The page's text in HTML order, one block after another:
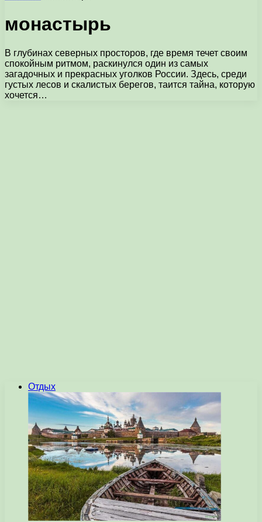
монастырь
В глубинах северных просторов, где время течет своим
спокойным ритмом, раскинулся один из самых
загадочных и прекрасных уголков России. Здесь, среди
густых лесов и скалистых берегов, таится тайна, которую
хочется…
Отдых